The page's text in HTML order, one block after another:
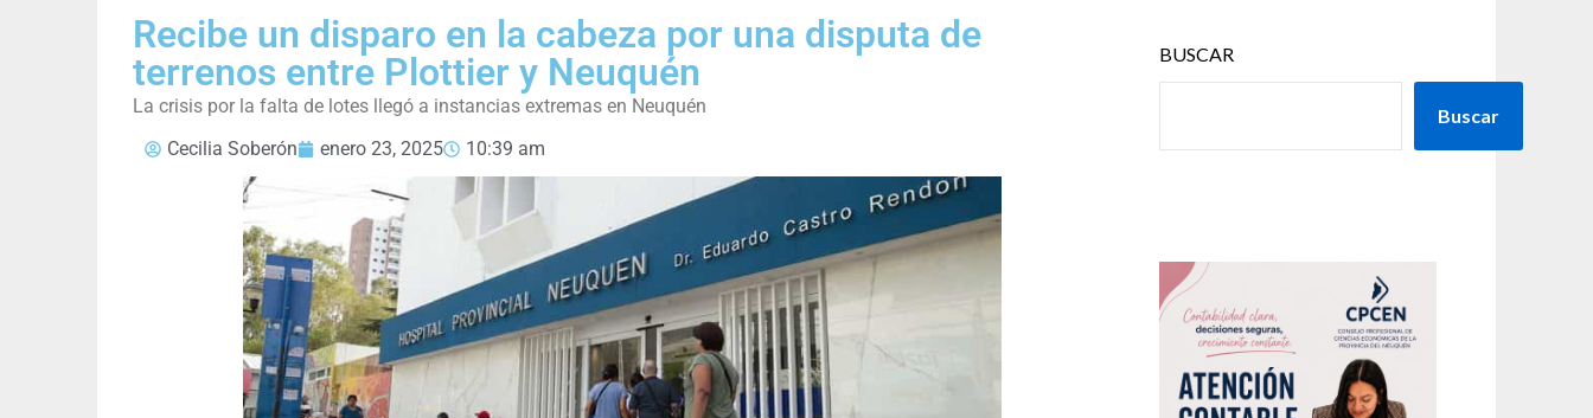
Recibe un disparo en la cabeza por una disputa de
terrenos entre Plottier y Neuquén
La crisis por la falta de lotes llegó a instancias extremas en Neuquén
Cecilia Soberón
enero 23, 2025 10:39 am
BUSCAR
Buscar